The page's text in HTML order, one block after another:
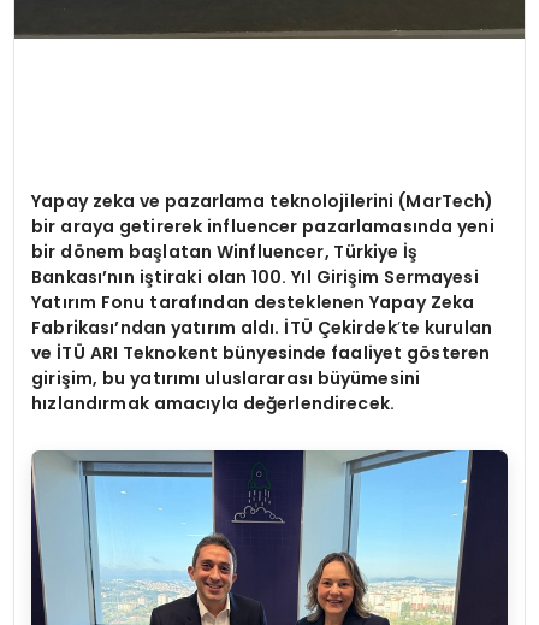
Yapay zeka ve pazarlama teknolojilerini (MarTech)
bir araya getirerek influencer pazarlamasında yeni
bir dönem başlatan Winfluencer, Türkiye İş
Bankası’nın iştiraki olan 100. Yıl Girişim Sermayesi
Yatırım Fonu tarafından desteklenen Yapay Zeka
Fabrikası’ndan yatırım aldı. İTÜ Çekirdek’te kurulan
ve İTÜ ARI Teknokent bünyesinde faaliyet gösteren
girişim, bu yatırımı uluslararası büyümesini
hızlandırmak amacıyla değerlendirecek.